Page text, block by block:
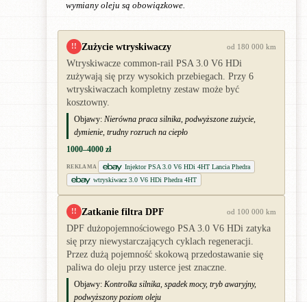
wymiany oleju są obowiązkowe.
!! Zużycie wtryskiwaczy od 180 000 km
Wtryskiwacze common-rail PSA 3.0 V6 HDi
zużywają się przy wysokich przebiegach. Przy 6
wtryskiwaczach kompletny zestaw może być
kosztowny.
Objawy: Nierówna praca silnika, podwyższone zużycie,
dymienie, trudny rozruch na ciepło
1000–4000 zł
REKLAMA
Injektor PSA 3.0 V6 HDi 4HT Lancia Phedra
wtryskiwacz 3.0 V6 HDi Phedra 4HT
!! Zatkanie filtra DPF od 100 000 km
DPF dużopojemnościowego PSA 3.0 V6 HDi zatyka
się przy niewystarczających cyklach regeneracji.
Przez dużą pojemność skokową przedostawanie się
paliwa do oleju przy usterce jest znaczne.
Objawy: Kontrolka silnika, spadek mocy, tryb awaryjny,
podwyższony poziom oleju